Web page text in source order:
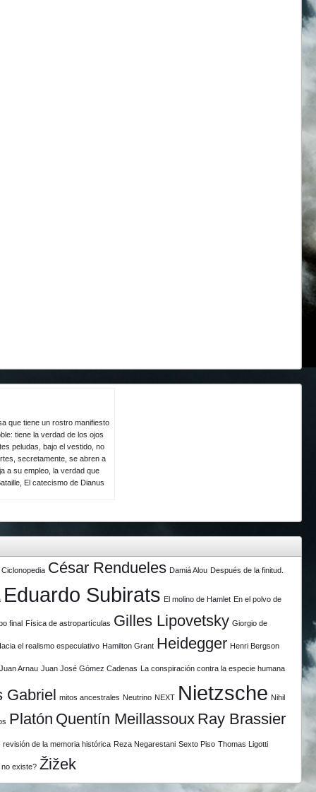
que tiene un rostro manifiesto
tiene la verdad de los ojos
peludas, bajo el vestido, no
secretamente, se abren a
a su empleo, la verdad que
El catecismo de Dianus
Ciclonopedia César Rendueles Damiá Alou Después de la finitud.
Eduardo Subirats El molino de Hamlet En el polvo de
final Física de astropartículas Gilles Lipovetsky Giorgio de
el realismo especulativo Hamilton Grant Heidegger Henri Bergson
Juan Arnau Juan José Gómez Cadenas La conspiración contra la especie humana
Gabriel mitos ancestrales Neutrino NEXT Nietzsche Nihil
Platón Quentín Meillassoux Ray Brassier
revisión de la memoria histórica Reza Negarestani Sexto Piso Thomas Ligotti
existe? Žižek